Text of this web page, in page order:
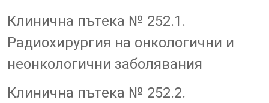
Клинична пътека № 252.1.
Радиохирургия на онкологични и
неонкологични заболявания
Клинична пътека № 252.2.